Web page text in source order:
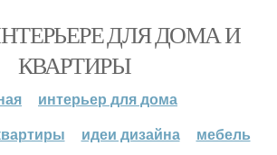
ДЛЯ ДОМА И
КВАРТИРЫ
интерьер для дома
идеи дизайна мебель